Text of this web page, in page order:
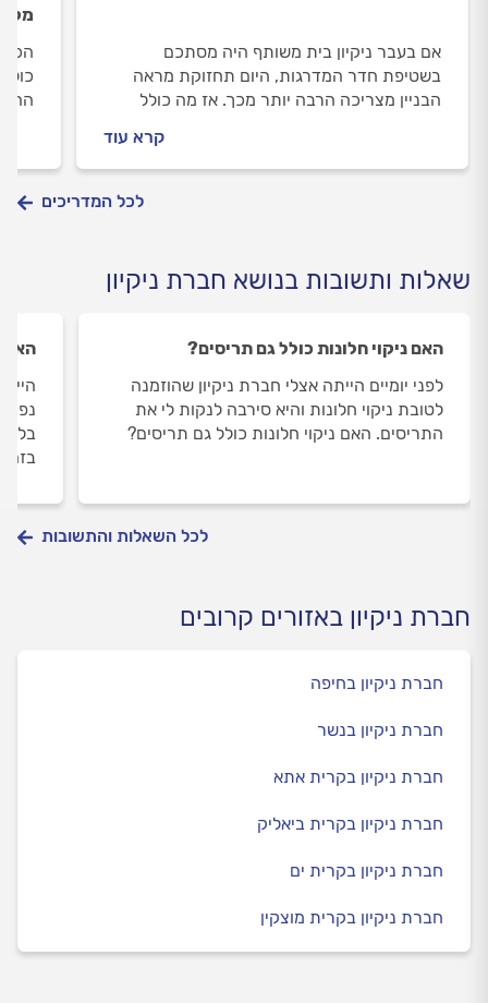
אם בעבר ניקיון בית משותף היה מסתכם
בשטיפת חדר המדרגות, היום תחזוקת מראה
הבניין מצריכה הרבה יותר מכך. אז מה כולל
קרא עוד
לכל המדריכים
שאלות ותשובות בנושא חברת ניקיון
האם ניקוי חלונות כולל גם תריסים?
לפני יומיים הייתה אצלי חברת ניקיון שהוזמנה
לטובת ניקוי חלונות והיא סירבה לנקות לי את
התריסים. האם ניקוי חלונות כולל גם תריסים?
האם
היי,
בזה
לכל השאלות והתשובות
חברת ניקיון באזורים קרובים
חברת ניקיון בחיפה
חברת ניקיון בנשר
חברת ניקיון בקרית אתא
חברת ניקיון בקרית ביאליק
חברת ניקיון בקרית ים
חברת ניקיון בקרית מוצקין